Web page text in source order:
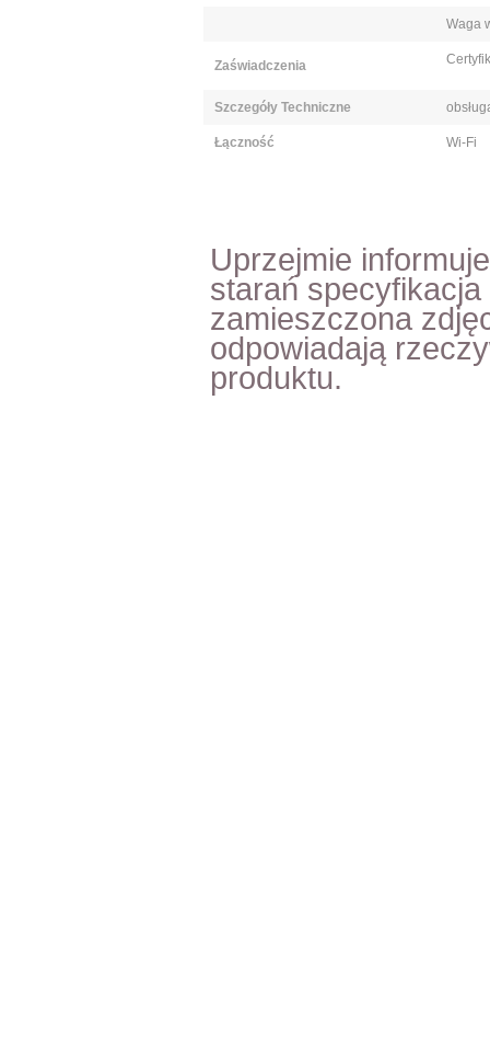
Waga
Zaświadczenia
Szczegóły Techniczne
Łączność Wi-Fi
Uprzejmie
starań
zamieszczona
odpowiadają
produktu.